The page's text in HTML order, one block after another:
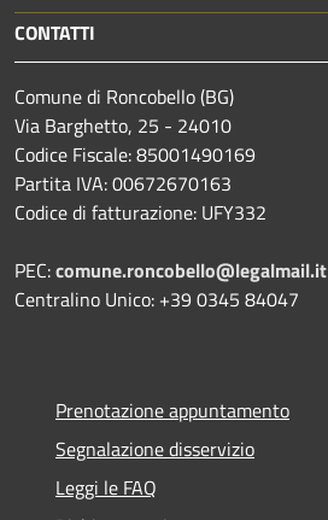
CONTATTI
Comune di Roncobello (BG)
Via Barghetto, 25 - 24010
Codice Fiscale: 85001490169
Partita IVA: 00672670163
Codice di fatturazione: UFY332
PEC:comune.roncobello@legalmail.it
Centralino Unico: +39 0345 84047
Prenotazione appuntamento
Segnalazione disservizio
Leggi le FAQ